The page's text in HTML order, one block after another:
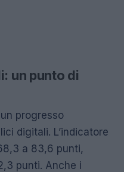
un punto di
un progresso
digitali. L’indicatore
a 83,6 punti,
punti. Anche i